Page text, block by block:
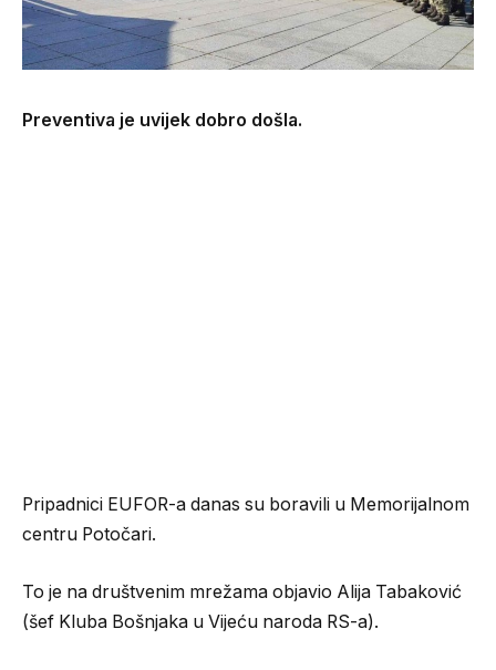
Preventiva je uvijek dobro došla.
Pripadnici EUFOR-a danas su boravili u Memorijalnom
centru Potočari.
To je na društvenim mrežama objavio Alija Tabaković
(šef Kluba Bošnjaka u Vijeću naroda RS-a).